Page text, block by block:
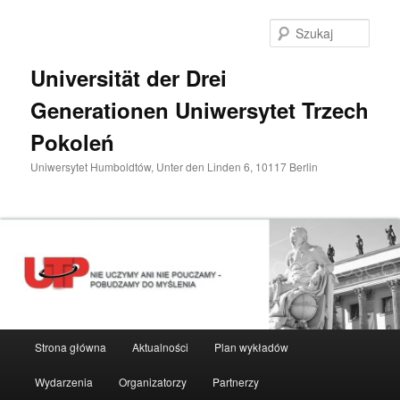
Universität der Drei
Generationen Uniwersytet Trzech
Pokoleń
Uniwersytet Humboldtów, Unter den Linden 6, 10117 Berlin
Strona główna Aktualności Plan wykładów
Wydarzenia Organizatorzy Partnerzy